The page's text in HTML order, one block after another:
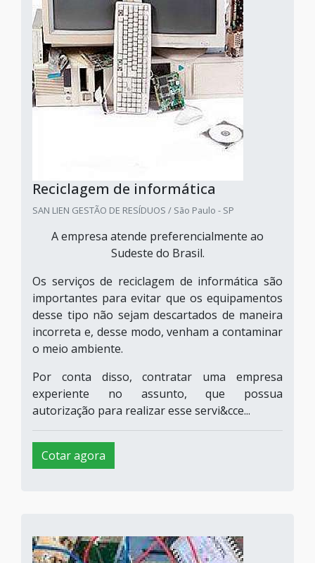
Reciclagem de informática
SAN LIEN GESTÃO DE RESÍDUOS / São Paulo - SP
A empresa atende preferencialmente ao
Sudeste do Brasil.
Os serviços de reciclagem de informática são
importantes para evitar que os equipamentos
desse tipo não sejam descartados de maneira
incorreta e, desse modo, venham a contaminar
o meio ambiente.
Por conta disso, contratar uma empresa
experiente no assunto, que possua
autorização para realizar esse servi&cce...
Cotar agora